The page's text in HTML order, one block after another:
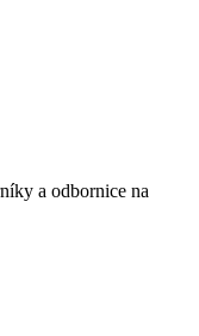
a odbornice na